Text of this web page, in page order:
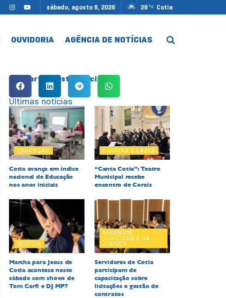
sábado, agosto 8, 2026 28 °C Cotia
OUVIDORIA AGÊNCIA DE NOTÍCIAS
Compartilhe esta notícia:
Últimas notícias
EDUCAÇÃO
Cotia avança em índice
nacional de Educação
nos anos iniciais
CULTURA E LAZER
“Canta Cotia”: Teatro
Municipal recebe
encontro de Corais
NOTÍCIA
Marcha para Jesus de
Cotia acontece neste
sábado com shows de
Tom Carfi e DJ MP7
ASSUNTOS
JURÍDICOS E DA
JUSTIÇA
Servidores de Cotia
participam de
capacitação sobre
licitações e gestão de
contratos